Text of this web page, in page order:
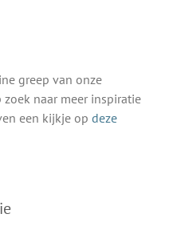
greep van onze
naar meer inspiratie
een kijkje op deze